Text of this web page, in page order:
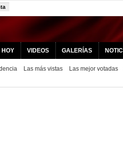
HOY VIDEOS GALERÍAS
Las más vistas Las mejor votadas